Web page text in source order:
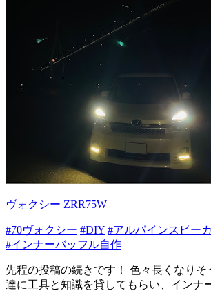
ヴォクシー ZRR75W
#70ヴォクシー #DIY #アルパインスピー
#インナーバッフル自作
先程の投稿の続きです！ 色々長くなり
達に工具と知識を貸してもらい、インナ